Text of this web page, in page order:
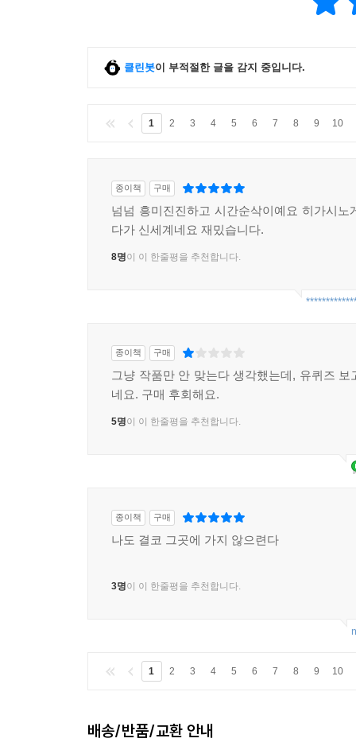
클린봇이 부적절한 글을 감지 중입니다.
1 2 3 4 5 6 7 8 9 10
종이책 구매
넘넘 흥미진진하고 시간순삭이예요 히가시노
다가 신세계네요 재밌습니다.
8명이 이 한줄평을 추천합니다.
종이책 구매
그냥 작품만 안 맞는다 생각했는데, 유퀴즈 보
네요. 구매 후회해요.
5명이 이 한줄평을 추천합니다.
종이책 구매
나도 결코 그곳에 가지 않으련다
3명이 이 한줄평을 추천합니다.
1 2 3 4 5 6 7 8 9 10
배송/반품/교환 안내